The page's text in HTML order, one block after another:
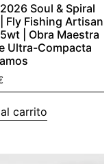
Soul & Spiral
Fly Fishing Artisan
| Obra Maestra
Ultra-Compacta
carrito